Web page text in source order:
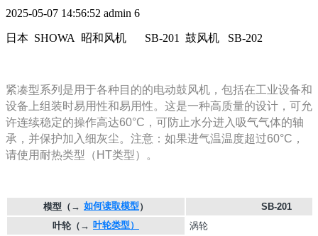
2025-05-07 14:56:52 admin 6
日本 SHOWA 昭和风机 SB-201 鼓风机 SB-202
紧凑型系列是用于各种目的的电动鼓风机，包括在工业设备和
设备上组装时易用性和易用性。这是一种高质量的设计，可允
许连续稳定的操作高达60°C，可防止水分进入吸气气体的轴
承，并保护加入细灰尘。注意：如果进气温温度超过60°C，
请使用耐热类型（HT类型）。
模型 （→ 如何读取模型 ）
SB-201
叶轮 （→ 叶轮类型）
涡轮